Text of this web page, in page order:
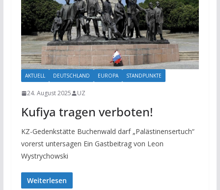
AKTUELL DEUTSCHLAND EUROPA STANDPUNKTE
24. August 2025 UZ
Kufiya tragen verboten!
KZ-Gedenkstätte Buchenwald darf „Palästinensertuch“
vorerst untersagen Ein Gastbeitrag von Leon
Wystrychowski
Weiterlesen